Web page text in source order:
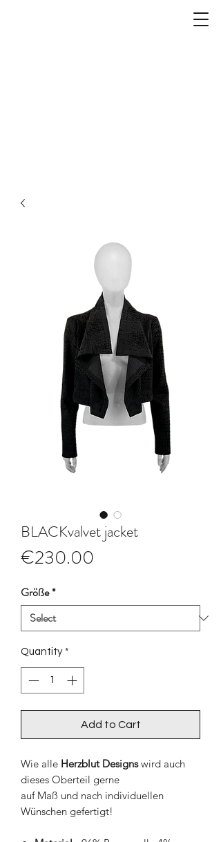
BLACKvalvet jacket
€230.00
Größe*
Quantity *
Add to Cart
Wie alle Herzblut Designswird auch
dieses Oberteil gerne
auf Maß und nach individuellen
Wünschen gefertigt!